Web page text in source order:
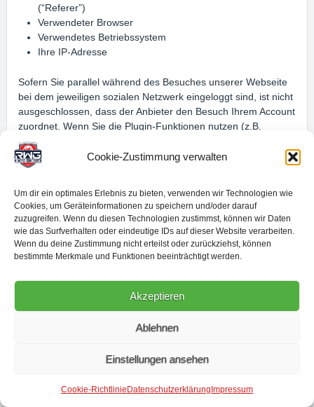
Cookie-Zustimmung verwalten
Um dir ein optimales Erlebnis zu bieten, verwenden wir Technologien wie
Cookies, um Geräteinformationen zu speichern und/oder darauf
zuzugreifen. Wenn du diesen Technologien zustimmst, können wir Daten
wie das Surfverhalten oder eindeutige IDs auf dieser Website verarbeiten.
Wenn du deine Zustimmung nicht erteilst oder zurückziehst, können
bestimmte Merkmale und Funktionen beeinträchtigt werden.
Akzeptieren
Ablehnen
Einstellungen ansehen
Cookie-Richtlinie Datenschutzerklärung Impressum
(“Referer”)
Verwendeter Browser
Verwendetes Betriebssystem
Ihre IP-Adresse
Sofern Sie parallel während des Besuches unserer Webseite
bei dem jeweiligen sozialen Netzwerk eingeloggt sind, ist nicht
ausgeschlossen, dass der Anbieter den Besuch Ihrem Account
zuordnet. Wenn Sie die Plugin-Funktionen nutzen (z.B.
Anklicken des „Gefällt mir“-Buttons, Abgabe eines
Kommentars), werden diese Informationen ebenfalls von
Ihrem Browser direkt an das jeweilige soziale Netzwerk
Datenerhebung und die weitere Verarbeitung und Nutzung der
Daten durch die Netzwerke können den
Datenschutzhinweisen des jeweiligen sozialen Netzwerks
entnommen werden.
Wir haben Akismet auf dieser Website eingebunden. Anbieter
Lower Mayor Street, International Financial Services Centre,
Mutterunternehmen in den USA sitzt.
Akismet ermöglicht es uns, eingestellte Kommentare auf ihre